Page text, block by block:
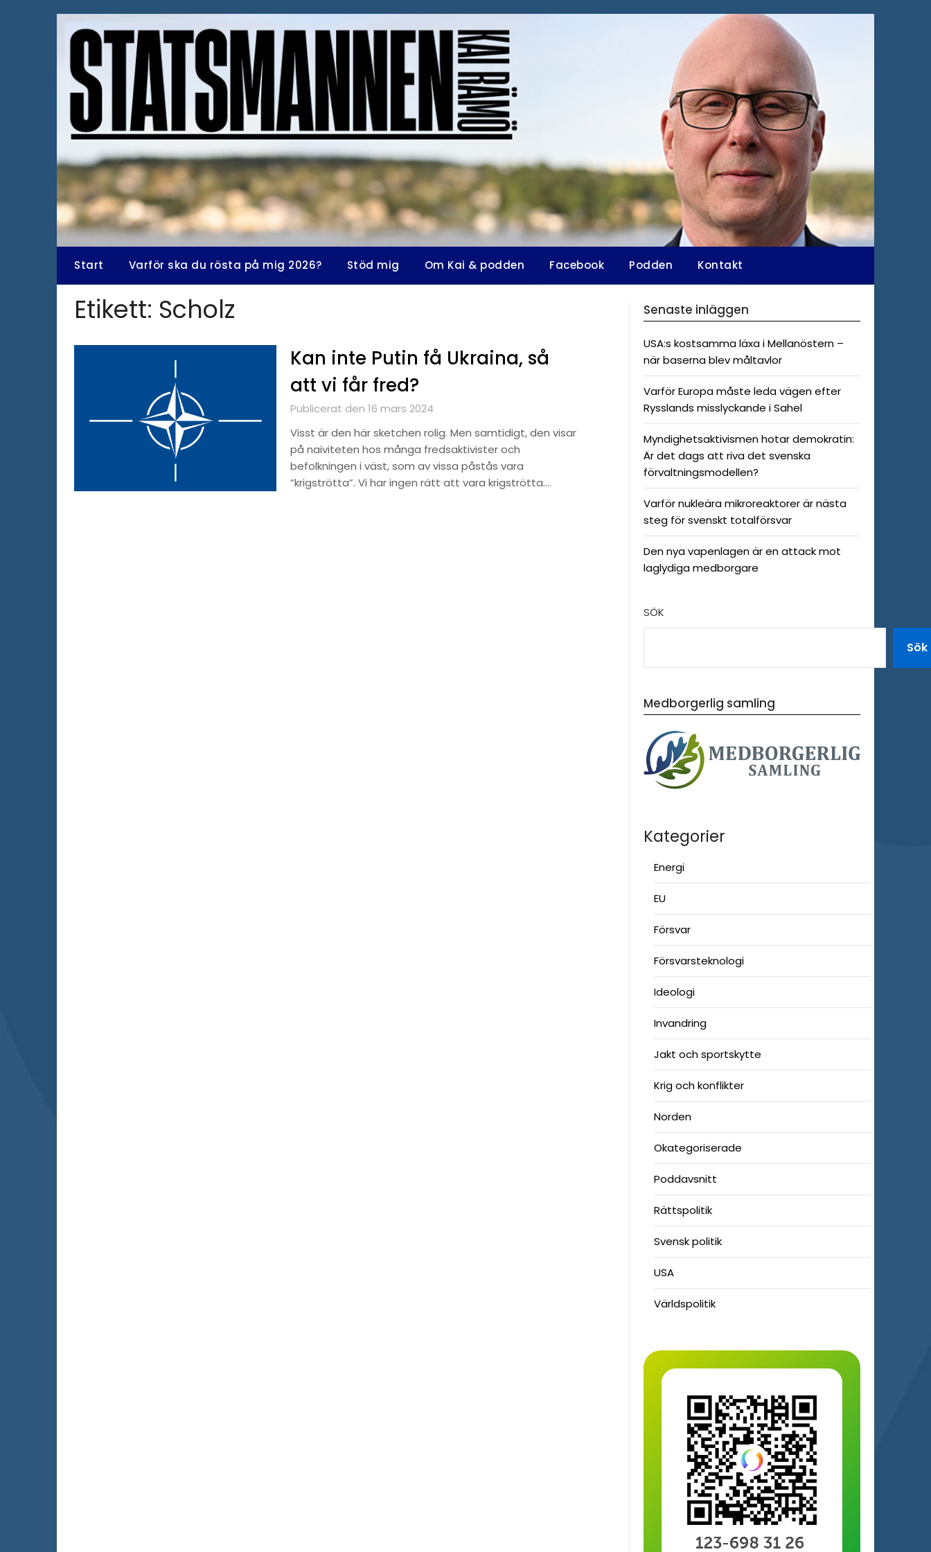
Start Varför ska du rösta på mig 2026? Stöd mig Om Kai & podden Facebook Podden Kontakt
Etikett: Scholz
Kan inte Putin få Ukraina, så
att vi får fred?
Publicerat den 16 mars 2024
Visst är den här sketchen rolig. Men samtidigt, den visar
på naiviteten hos många fredsaktivister och
befolkningen i väst, som av vissa påstås vara
”krigströtta”. Vi har ingen rätt att vara krigströtta….
Senaste inläggen
USA:s kostsamma läxa i Mellanöstern –
när baserna blev måltavlor
Varför Europa måste leda vägen efter
Rysslands misslyckande i Sahel
Myndighetsaktivismen hotar demokratin:
Är det dags att riva det svenska
förvaltningsmodellen?
Varför nukleära mikroreaktorer är nästa
steg för svenskt totalförsvar
Den nya vapenlagen är en attack mot
laglydiga medborgare
SÖK
Sök
Medborgerlig samling
Kategorier
Energi
EU
Försvar
Försvarsteknologi
Ideologi
Invandring
Jakt och sportskytte
Krig och konflikter
Norden
Okategoriserade
Poddavsnitt
Rättspolitik
Svensk politik
USA
Världspolitik